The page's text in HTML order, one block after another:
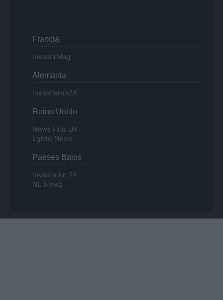
Francia
InvestirMag
Alemania
Investieren24
Reino Unido
News Hub UK
Lgbtq News
Paeses Bajos
Investeren 24
NL Newz